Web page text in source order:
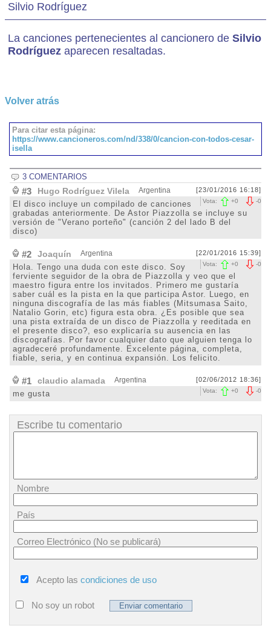
Silvio Rodríguez
La canciones pertenecientes al cancionero de Silvio
Rodríguez aparecen resaltadas.
Volver atrás
Para citar esta página:
https://www.cancioneros.com/nd/338/0/cancion-con-todos-cesar-
isella
3 COMENTARIOS
#3 Hugo Rodríguez Vilela Argentina [23/01/2016 16:18]
-0
Vota: +0
El disco incluye un compilado de canciones
grabadas anteriormente. De Astor Piazzolla se incluye su
versión de "Verano porteño" (canción 2 del lado B del
disco)
#2 Joaquín Argentina [22/01/2016 15:39]
-0
Vota: +0
Hola. Tengo una duda con este disco. Soy
ferviente seguidor de la obra de Piazzolla y veo que el
maestro figura entre los invitados. Primero me gustaría
saber cuál es la pista en la que participa Astor. Luego, en
ninguna discografía de las más fiables (Mitsumasa Saito,
Natalio Gorin, etc) figura esta obra. ¿Es posible que sea
una pista extraída de un disco de Piazzolla y reeditada en
el presente disco?, eso explicaría su ausencia en las
discografías. Por favor cualquier dato que alguien tenga lo
agradeceré profundamente. Excelente página, completa,
fiable, seria, y en continua expansión. Los felicito.
#1 claudio alamada Argentina [02/06/2012 18:36]
-0
Vota: +0
me gusta
Escribe tu comentario
Nombre
País
Correo Electrónico (No se publicará)
Acepto las condiciones de uso
No soy un robot